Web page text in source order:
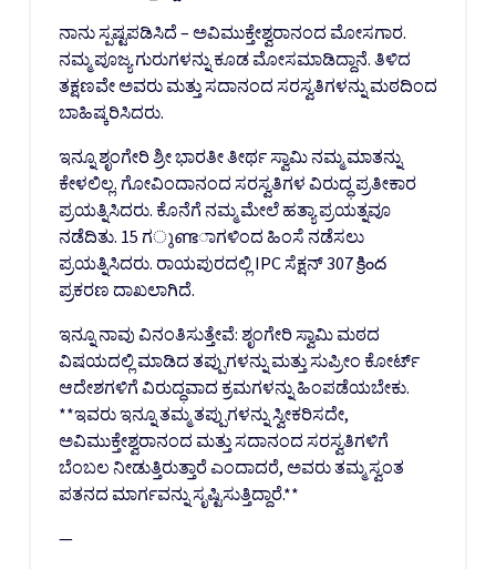
ನಾನು ಸ್ಪಷ್ಟಪಡಿಸಿದೆ – ಅವಿಮುಕ್ತೇಶ್ವರಾನಂದ ಮೋಸಗಾರ.
ನಮ್ಮ ಪೂಜ್ಯ ಗುರುಗಳನ್ನು ಕೂಡ ಮೋಸಮಾಡಿದ್ದಾನೆ. ತಿಳಿದ
ತಕ್ಷಣವೇ ಅವರು ಮತ್ತು ಸದಾನಂದ ಸರಸ್ವತಿಗಳನ್ನು ಮಠದಿಂದ
ಬಾಹಿಷ್ಕರಿಸಿದರು.
ಇನ್ನೂ ಶೃಂಗೇರಿ ಶ್ರೀ ಭಾರತೀ ತೀರ್ಥ ಸ್ವಾಮಿ ನಮ್ಮ ಮಾತನ್ನು
ಕೇಳಲಿಲ್ಲ. ಗೋವಿಂದಾನಂದ ಸರಸ್ವತಿಗಳ ವಿರುದ್ಧ ಪ್ರತೀಕಾರ
ಪ್ರಯತ್ನಿಸಿದರು. ಕೊನೆಗೆ ನಮ್ಮ ಮೇಲೆ ಹತ್ಯಾ ಪ್ರಯತ್ನವೂ
ನಡೆದಿತು. 15 ಗുണ്ടಾಗಳಿಂದ ಹಿಂಸೆ ನಡೆಸಲು
ಪ್ರಯತ್ನಿಸಿದರು. ರಾಯಪುರದಲ್ಲಿ IPC ಸೆಕ್ಷನ್ 307 క్రింద
ಪ್ರಕರಣ ದಾಖಲಾಗಿದೆ.
ಇನ್ನೂ ನಾವು ವಿನಂತಿಸುತ್ತೇವೆ: ಶೃಂಗೇರಿ ಸ್ವಾಮಿ ಮಠದ
ವಿಷಯದಲ್ಲಿ ಮಾಡಿದ ತಪ್ಪುಗಳನ್ನು ಮತ್ತು ಸುಪ್ರೀಂ ಕೋರ್ಟ್
ಆದೇಶಗಳಿಗೆ ವಿರುದ್ಧವಾದ ಕ್ರಮಗಳನ್ನು ಹಿಂಪಡೆಯಬೇಕು.
**ಇವರು ಇನ್ನೂ ತಮ್ಮ ತಪ್ಪುಗಳನ್ನು ಸ್ವೀಕರಿಸದೇ,
ಅವಿಮುಕ್ತೇಶ್ವರಾನಂದ ಮತ್ತು ಸದಾನಂದ ಸರಸ್ವತಿಗಳಿಗೆ
ಬೆಂಬಲ ನೀಡುತ್ತಿರುತ್ತಾರೆ ಎಂದಾದರೆ, ಅವರು ತಮ್ಮ ಸ್ವಂತ
ಪತನದ ಮಾರ್ಗವನ್ನು ಸೃಷ್ಟಿಸುತ್ತಿದ್ದಾರೆ.**
—